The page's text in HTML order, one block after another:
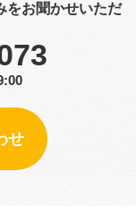
をお聞かせいただ
せ